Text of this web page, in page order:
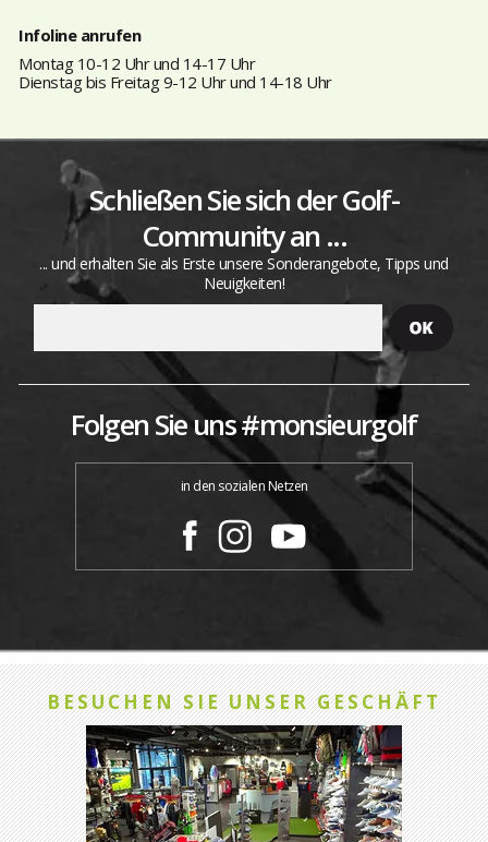
Infoline anrufen
Montag 10-12 Uhr und 14-17 Uhr
Dienstag bis Freitag 9-12 Uhr und 14-18 Uhr
Schließen Sie sich der Golf-
Community an ...
... und erhalten Sie als Erste unsere Sonderangebote, Tipps und
Neuigkeiten!
Folgen Sie uns #monsieurgolf
in den sozialen Netzen
BESUCHEN SIE UNSER GESCHÄFT